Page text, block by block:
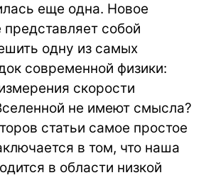
еще одна. Новое
собой
одну из самых
современной физики:
скорости
не имеют смысла?
статьи самое простое
в том, что наша
в области низкой